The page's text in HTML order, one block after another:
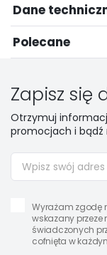
Dane
Polecane
Zapisz się
Otrzymuj
promocjach i bądź
Wyrażam zgodę
wskazany
świadczonych
cofnięta w